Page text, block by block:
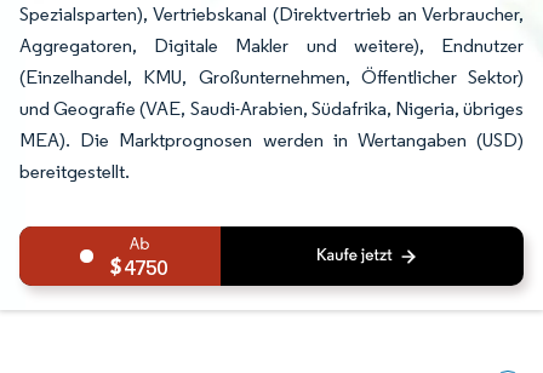
Spezialsparten), Vertriebskanal (Direktvertrieb an Verbraucher,
Aggregatoren, Digitale Makler und weitere), Endnutzer
(Einzelhandel, KMU, Großunternehmen, Öffentlicher Sektor)
und Geografie (VAE, Saudi-Arabien, Südafrika, Nigeria, übriges
MEA). Die Marktprognosen werden in Wertangaben (USD)
bereitgestellt.
4750